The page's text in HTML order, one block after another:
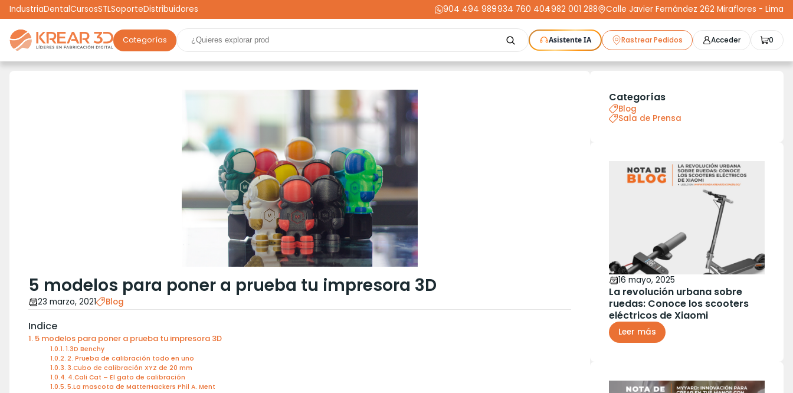
IndustriaDentalCursosSTLSoporteDistribuidores 904 494 989
-934 760 404
-982 001 288 Calle Javier Fernández 262 Miraflores - Lima
Categorías Asistente IA Rastrear Pedidos Acceder 0
Marcas Impresoras 3D Filamentos Resinas Repuestos Upgrades Herramientas Acabados Cortadoras Láser Plotters CNC Escáneres 3D
Moldeo
Energía Dental Industria
5 modelos para poner a prueba tu impresora 3D
23 marzo, 2021 Blog
Indice
5 modelos para poner a prueba tu impresora 3D
1.3D Benchy
2. Prueba de calibración todo en uno
3.Cubo de calibración XYZ de 20 mm
4.Cali Cat – El gato de calibración
5.La mascota de MatterHackers Phil A. Ment
Categorías
Blog
Sala de Prensa
16 mayo, 2025
La revolución urbana sobre
ruedas: Conoce los scooters
eléctricos de Xiaomi
Leer más